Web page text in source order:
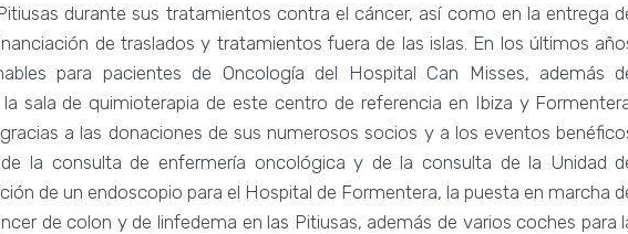
durante sus tratamientos contra el cáncer, así como en la entrega
de traslados y tratamientos fuera de las islas. En los últimos
para pacientes de Oncología del Hospital Can Misses, además
sala de quimioterapia de este centro de referencia en Ibiza y
a las donaciones de sus numerosos socios y a los eventos
la consulta de enfermería oncológica y de la consulta de la Unidad
de un endoscopio para el Hospital de Formentera, la puesta en marcha
de colon y de linfedema en las Pitiusas, además de varios coches para